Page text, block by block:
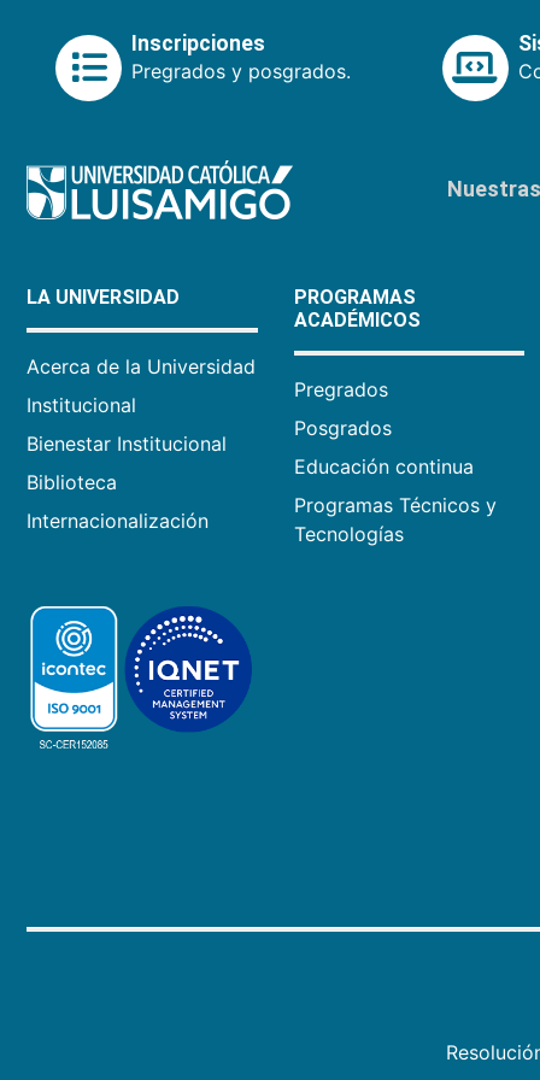
Inscripciones
Pregrados y posgrados.
LA UNIVERSIDAD
Acerca de la Universidad
Institucional
Bienestar Institucional
Biblioteca
Internacionalización
PROGRAMAS
ACADÉMICOS
Pregrados
Posgrados
Educación continua
Programas Técnicos y
Tecnologías